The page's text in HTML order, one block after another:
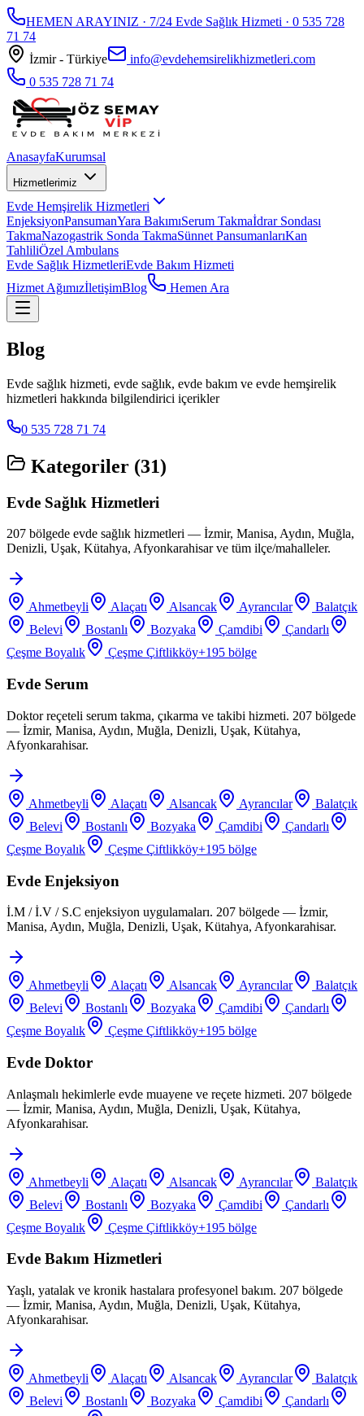
HEMEN ARAYINIZ · 7/24 Evde Sağlık Hizmeti · 0 535 728
71 74
İzmir - Türkiye
info@evdehemsirelikhizmetleri.com
0 535 728 71 74
AnasayfaKurumsal
Hizmetlerimiz
Evde Hemşirelik Hizmetleri
EnjeksiyonPansumanYara BakımıSerum Takmaİdrar Sondası
TakmaNazogastrik Sonda TakmaSünnet PansumanlarıKan
TahliliÖzel Ambulans
Evde Sağlık HizmetleriEvde Bakım Hizmeti
Hizmet AğımızİletişimBlog Hemen Ara
Blog
Evde sağlık hizmeti, evde sağlık, evde bakım ve evde hemşirelik
hizmetleri hakkında bilgilendirici içerikler
0 535 728 71 74
Kategoriler (31)
Evde Sağlık Hizmetleri
207 bölgede evde sağlık hizmetleri — İzmir, Manisa, Aydın, Muğla,
Denizli, Uşak, Kütahya, Afyonkarahisar ve tüm ilçe/mahalleler.
Ahmetbeyli Alaçatı Alsancak Ayrancılar
Balatçık
Belevi
Bostanlı Bozyaka Çamdibi
Çandarlı
Çeşme Boyalık
Çeşme Çiftlikköy+195 bölge
Evde Serum
Doktor reçeteli serum takma, çıkarma ve takibi hizmeti. 207 bölgede
— İzmir, Manisa, Aydın, Muğla, Denizli, Uşak, Kütahya,
Afyonkarahisar.
Ahmetbeyli Alaçatı Alsancak Ayrancılar
Balatçık
Belevi
Bostanlı Bozyaka Çamdibi
Çandarlı
Çeşme Boyalık
Çeşme Çiftlikköy+195 bölge
Evde Enjeksiyon
İ.M / İ.V / S.C enjeksiyon uygulamaları. 207 bölgede — İzmir,
Manisa, Aydın, Muğla, Denizli, Uşak, Kütahya, Afyonkarahisar.
Ahmetbeyli Alaçatı Alsancak Ayrancılar
Balatçık
Belevi
Bostanlı Bozyaka Çamdibi
Çandarlı
Çeşme Boyalık
Çeşme Çiftlikköy+195 bölge
Evde Doktor
Anlaşmalı hekimlerle evde muayene ve reçete hizmeti. 207 bölgede
— İzmir, Manisa, Aydın, Muğla, Denizli, Uşak, Kütahya,
Afyonkarahisar.
Ahmetbeyli Alaçatı Alsancak Ayrancılar
Balatçık
Belevi
Bostanlı Bozyaka Çamdibi
Çandarlı
Çeşme Boyalık
Çeşme Çiftlikköy+195 bölge
Evde Bakım Hizmetleri
Yaşlı, yatalak ve kronik hastalara profesyonel bakım. 207 bölgede
— İzmir, Manisa, Aydın, Muğla, Denizli, Uşak, Kütahya,
Afyonkarahisar.
Ahmetbeyli Alaçatı Alsancak Ayrancılar
Balatçık
Belevi
Bostanlı Bozyaka Çamdibi
Çandarlı